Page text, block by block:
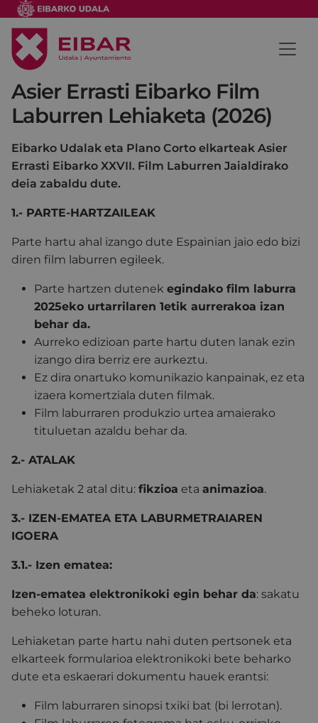
Asier Errasti Eibarko Film
Laburren Lehiaketa (2026)
Eibarko Udalak eta Plano Corto elkarteak Asier
Errasti Eibarko XXVII. Film Laburren Jaialdirako
deia zabaldu dute.
1.- PARTE-HARTZAILEAK
Parte hartu ahal izango dute Espainian jaio edo bizi
diren film laburren egileek.
Parte hartzen dutenek egindako film laburra
2025eko urtarrilaren 1etik aurrerakoa izan
behar da.
Aurreko edizioan parte hartu duten lanak ezin
izango dira berriz ere aurkeztu.
Ez dira onartuko komunikazio kanpainak, ez eta
izaera komertziala duten filmak.
Film laburraren produkzio urtea amaierako
tituluetan azaldu behar da.
2.- ATALAK
Lehiaketak 2 atal ditu: fikzioa eta animazioa.
3.- IZEN-EMATEA ETA LABURMETRAIAREN
IGOERA
3.1.- Izen ematea:
Izen-ematea elektronikoki egin behar da: sakatu
beheko loturan.
Lehiaketan parte hartu nahi duten pertsonek eta
elkarteek formularioa elektronikoki bete beharko
dute eta eskaerari dokumentu hauek erantsi:
Film laburraren sinopsi txiki bat (bi lerrotan).